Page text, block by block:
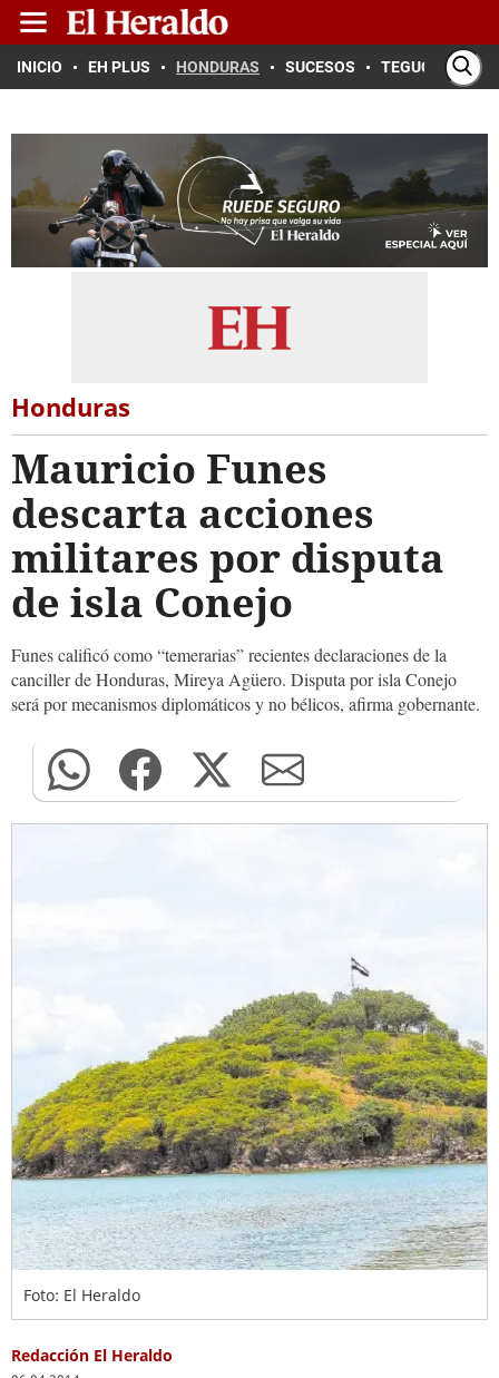
INICIO EH PLUS HONDURAS SUCESOS TEGUCIGALPA
Honduras
Mauricio Funes
descarta acciones
militares por disputa
de isla Conejo
Funes calificó como “temerarias” recientes declaraciones de la
canciller de Honduras, Mireya Agüero. Disputa por isla Conejo
será por mecanismos diplomáticos y no bélicos, afirma gobernante.
Foto: El Heraldo
Redacción El Heraldo